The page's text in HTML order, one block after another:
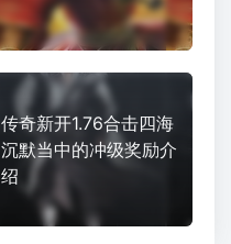
传奇新开1.76合击四海
沉默当中的冲级奖励介
绍